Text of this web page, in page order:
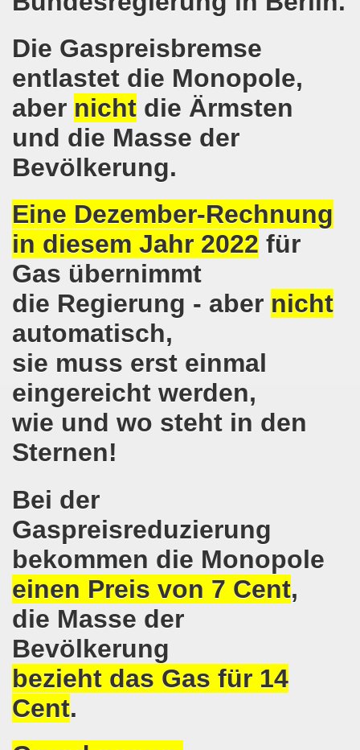
Die Gaspreisbremse
entlastet die Monopole,
aber nicht die Ärmsten
und die Masse der
Bevölkerung.
Eine Dezember-Rechnung
in diesem Jahr 2022 für
Gas übernimmt
die Regierung - aber nicht
automatisch,
sie muss erst einmal
eingereicht werden,
wie und wo steht in den
Sternen!
Bei der
Gaspreisreduzierung
bekommen die Monopole
einen Preis von 7 Cent,
die Masse der
Bevölkerung
bezieht das Gas für 14
Cent.
die geplante Politik der neuen NRW-Koalition von
steht mit voller Solidarität an der Seite der
Bewegung erwartet Sicherheit - vor den
werden - 626. Gelsenkirchener Montagsdemo-
auch am 14.05.2017 für die MLPD direkt zur
bezieht Stellung - NEIN zum Angriff Donald
Bewegung ruft auf gegen Donald Trumps Luftangriffe
Bewegung im Zeichen der internationalen Arbeiter-
- weg mit Hartz IV, nicht nur Nachbesserung a la Martin
621. Gelsenkirchener Montagsdemo-Bewegung
Montagsdemo-Bewegung: Keine
Bewegung berichtet am 20.03.2017 von der
Bewegung: Widerstand zur Abschaltung aller AKWs
im Mittelpunkt der 618. Gelsenkirchener Montagsdemo-
Bewegung setzt Zeichen: Freiheit für Deniz Yücel und
ruft zum Protest gegen die Amtseinführung von
zum Jahresauftakt steckt erste Ziele für 2017!
dem Rücken der Arbeiter, ihrer Familien und
Bewegung mit großer Resonanz und internationaler